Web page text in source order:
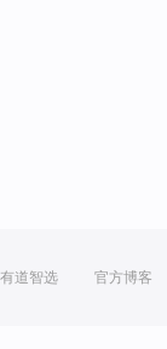
有道智选 官方博客